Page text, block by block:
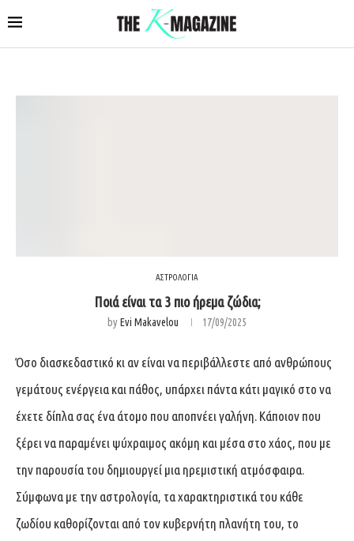
ΑΣΤΡΟΛΟΓΙΑ
Ποιά είναι τα 3 πιο ήρεμα ζώδια;
byEvi Makavelou 17/09/2025
Όσο διασκεδαστικό κι αν είναι να περιβάλλεστε από ανθρώπους
γεμάτους ενέργεια και πάθος, υπάρχει πάντα κάτι μαγικό στο να
έχετε δίπλα σας ένα άτομο που αποπνέει γαλήνη. Κάποιον που
ξέρει να παραμένει ψύχραιμος ακόμη και μέσα στο χάος, που με
την παρουσία του δημιουργεί μια ηρεμιστική ατμόσφαιρα.
Σύμφωνα με την αστρολογία, τα χαρακτηριστικά του κάθε
ζωδίου καθορίζονται από τον κυβερνήτη πλανήτη του, το